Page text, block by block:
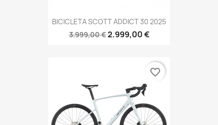
BICICLETA SCOTT ADDICT 30 2025
3.999,00 €2.999,00 €
favorite_border